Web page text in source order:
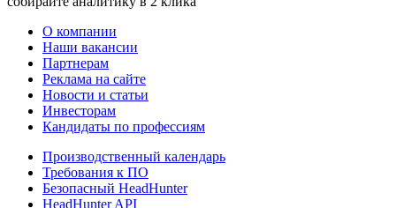
О компании
Наши вакансии
Партнерам
Реклама на сайте
Новости и статьи
Инвесторам
Кандидаты по профессиям
Производственный календарь
Требования к ПО
Безопасный HeadHunter
HeadHunter API